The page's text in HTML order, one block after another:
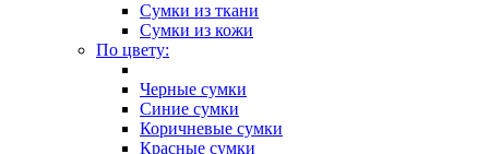
Сумки из ткани
Сумки из кожи
По цвету:
Черные сумки
Синие сумки
Коричневые сумки
Красные сумки